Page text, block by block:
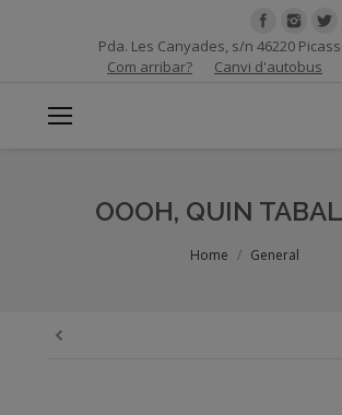
Pda. Les Canyades, s/n 46220
Com arribar?
Canvi d'autobus
OOOH, QUIN
Home General